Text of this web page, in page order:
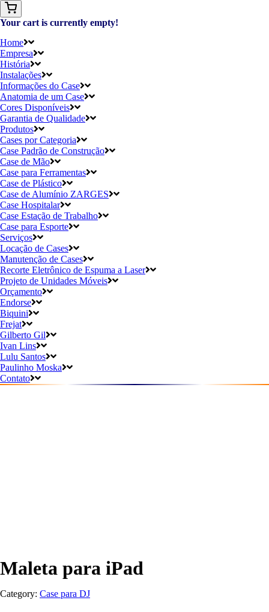
Your cart is currently empty!
Home
Empresa
História
Instalações
Informações do Case
Anatomia de um Case
Cores Disponíveis
Garantia de Qualidade
Produtos
Cases por Categoria
Case Padrão de Construção
Case de Mão
Case para Ferramentas
Case de Plástico
Case de Alumínio ZARGES
Case Hospitalar
Case Estação de Trabalho
Case para Esporte
Serviços
Locação de Cases
Manutenção de Cases
Recorte Eletrônico de Espuma a Laser
Projeto de Unidades Móveis
Orçamento
Endorse
Biquini
Frejat
Gilberto Gil
Ivan Lins
Lulu Santos
Paulinho Moska
Contato
Maleta para iPad
Category: Case para DJ